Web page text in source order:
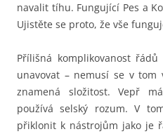
navalit tíhu. Fungující Pes a
Ujistěte se proto, že vše
Přílišná komplikovanost
unavovat – nemusí se v tom
znamená složitost. Vepř
používá selský rozum. V
přiklonit k nástrojům jako je